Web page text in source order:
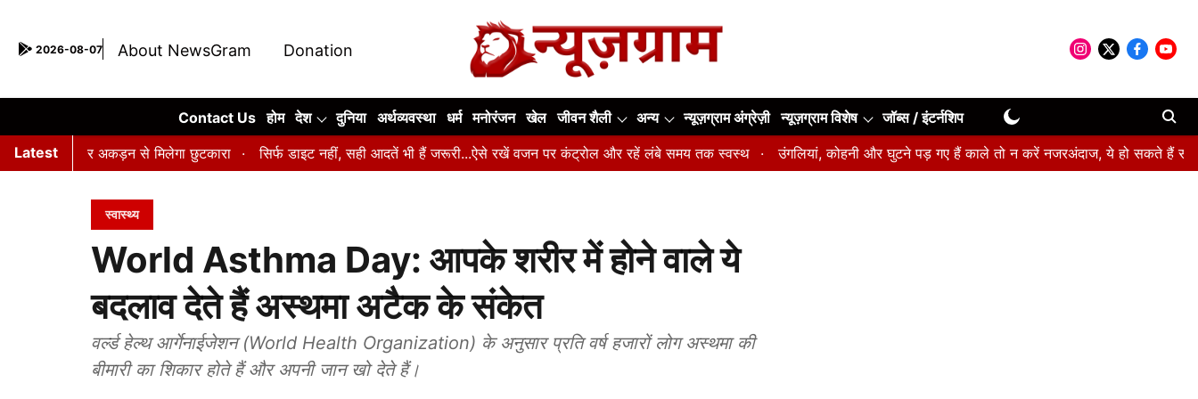
2026-08-07 About NewsGram
Donation
Contact Us होम देश दुनिया अर्थव्यवस्था धर्म मनोरंजन खेल जीवन शैली अन्य न्यूज़ग्राम अंग्रेज़ी न्यूज़ग्राम विशेष
जॉब्स / इंटर्नशिप
Latest
और अकड़न से मिलेगा छुटकारा सिर्फ डाइट नहीं, सही आदतें भी हैं जरूरी...ऐसे रखें वजन पर कंट्रोल और रहें लंबे समय तक स्वस्थ उंगलियां, कोहनी और घुटने पड़ गए हैं काले तो न करें नजरअंदाज, ये हो सकते हैं संकेत
स्वास्थ्य
World Asthma Day: आपके शरीर में होने वाले ये
बदलाव देते हैं अस्थमा अटैक के संकेत
वर्ल्ड हेल्थ आर्गेनाईजेशन (World Health Organization) के अनुसार प्रति वर्ष हजारों लोग अस्थमा की
बीमारी का शिकार होते हैं और अपनी जान खो देते हैं।